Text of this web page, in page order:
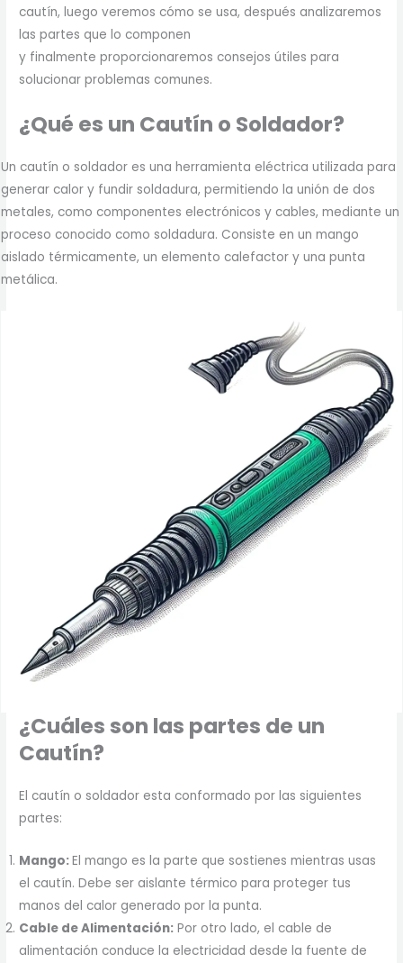
cautín, luego veremos cómo se usa, después analizaremos
las partes que lo componen
y finalmente proporcionaremos consejos útiles para
solucionar problemas comunes.
¿Qué es un Cautín o Soldador?
Un cautín o soldador es una herramienta eléctrica utilizada para
generar calor y fundir soldadura, permitiendo la unión de dos
metales, como componentes electrónicos y cables, mediante un
proceso conocido como soldadura. Consiste en un mango
aislado térmicamente, un elemento calefactor y una punta
metálica.
¿Cuáles son las partes de un
Cautín?
El cautín o soldador esta conformado por las siguientes
partes:
Mango:El mango es la parte que sostienes mientras usas
el cautín. Debe ser aislante térmico para proteger tus
manos del calor generado por la punta.
Cable de Alimentación: Por otro lado, el cable de
alimentación conduce la electricidad desde la fuente de